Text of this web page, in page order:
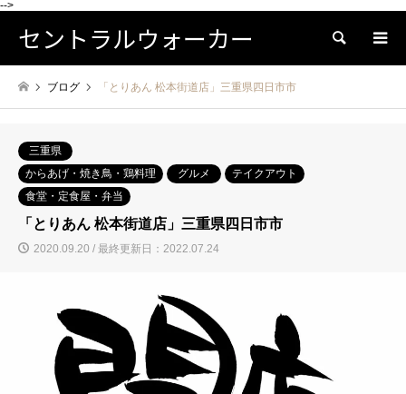
-->
セントラルウォーカー 検索
ブログ 「とりあん 松本街道店」三重県四日市市
三重県
からあげ・焼き鳥・鶏料理
グルメ
テイクアウト
食堂・定食屋・弁当
「とりあん 松本街道店」三重県四日市市
2020.09.20 / 最終更新日：2022.07.24